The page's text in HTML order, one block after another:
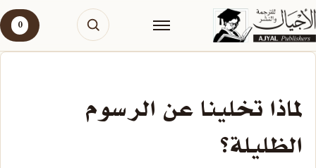
0
لماذا تخلينا عن الرسوم
الظليلة؟